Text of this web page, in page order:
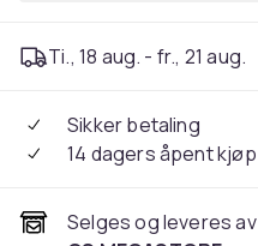
Ti., 18 aug. - fr., 21 aug.
Sikker betaling
14 dagers åpent kjøp
Selges og leveres av